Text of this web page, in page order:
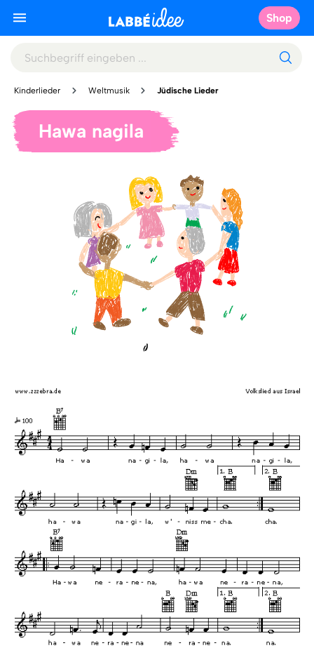
Shop
Kinderlieder Weltmusik Jüdische Lieder
Hawa nagila